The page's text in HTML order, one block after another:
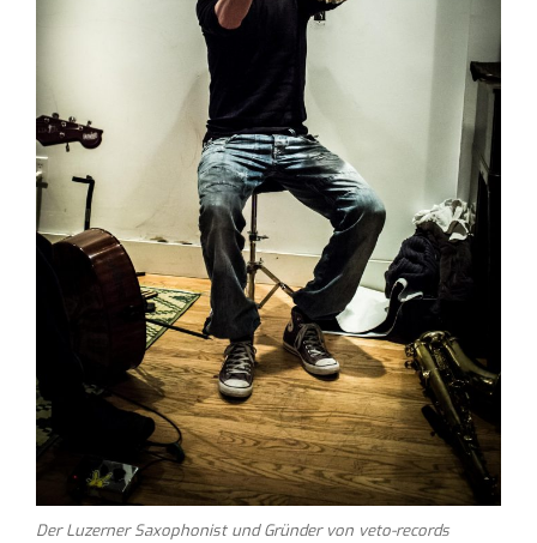
Der Luzerner Saxophonist und Gründer von veto-records